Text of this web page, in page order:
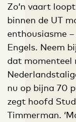
Zo’n vaart
binnen de UT
enthousiasme
Engels. Neem
dat momenteel
nu op bijna 70
zegt hoofd
Timmerman.